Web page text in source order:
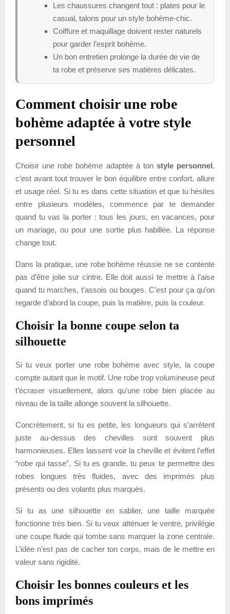
Les chaussures changent tout : plates pour le
casual, talons pour un style bohème-chic.
Coiffure et maquillage doivent rester naturels
pour garder l’esprit bohème.
Un bon entretien prolonge la durée de vie de
ta robe et préserve ses matières délicates.
Comment choisir une robe
bohème adaptée à votre style
personnel
Choisir une robe bohème adaptée à ton style personnel,
c’est avant tout trouver le bon équilibre entre confort, allure
et usage réel. Si tu es dans cette situation et que tu hésites
entre plusieurs modèles, commence par te demander
quand tu vas la porter : tous les jours, en vacances, pour
un mariage, ou pour une sortie plus habillée. La réponse
change tout.
Dans la pratique, une robe bohème réussie ne se contente
pas d’être jolie sur cintre. Elle doit aussi te mettre à l’aise
quand tu marches, t’assois ou bouges. C’est pour ça qu’on
regarde d’abord la coupe, puis la matière, puis la couleur.
Choisir la bonne coupe selon ta
silhouette
Si tu veux porter une robe bohème avec style, la coupe
compte autant que le motif. Une robe trop volumineuse peut
t’écraser visuellement, alors qu’une robe bien placée au
niveau de la taille allonge souvent la silhouette.
Concrètement, si tu es petite, les longueurs qui s’arrêtent
juste au-dessus des chevilles sont souvent plus
harmonieuses. Elles laissent voir la cheville et évitent l’effet
“robe qui tasse”. Si tu es grande, tu peux te permettre des
robes longues très fluides, avec des imprimés plus
présents ou des volants plus marqués.
Si tu as une silhouette en sablier, une taille marquée
fonctionne très bien. Si tu veux atténuer le ventre, privilégie
une coupe fluide qui tombe sans marquer la zone centrale.
L’idée n’est pas de cacher ton corps, mais de le mettre en
valeur sans rigidité.
Choisir les bonnes couleurs et les
bons imprimés